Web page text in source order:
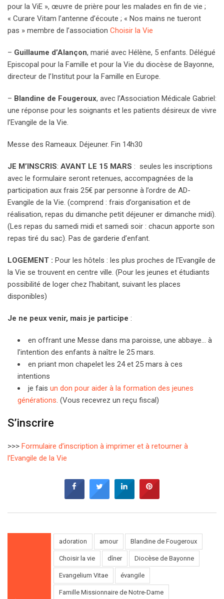
pour la ViE », œuvre de prière pour les malades en fin de vie ;
« Curare Vitam l’antenne d’écoute ; « Nos mains ne tueront
pas » membre de l’association Choisir la Vie
– Guillaume d’Alançon, marié avec Hélène, 5 enfants. Délégué
Episcopal pour la Famille et pour la Vie du diocèse de Bayonne,
directeur de l’Institut pour la Famille en Europe.
– Blandine de Fougeroux, avec l’Association Médicale Gabriel:
une réponse pour les soignants et les patients désireux de vivre
l’Evangile de la Vie.
Messe des Rameaux. Déjeuner. Fin 14h30
JE M’INSCRIS: AVANT LE 15 MARS : seules les inscriptions
avec le formulaire seront retenues, accompagnées de la
participation aux frais 25€ par personne à l’ordre de AD-
Evangile de la Vie. (comprend : frais d’organisation et de
réalisation, repas du dimanche petit déjeuner er dimanche midi).
(Les repas du samedi midi et samedi soir : chacun apporte son
repas tiré du sac). Pas de garderie d’enfant.
LOGEMENT : Pour les hôtels : les plus proches de l’Evangile de
la Vie se trouvent en centre ville. (Pour les jeunes et étudiants
possibilité de loger chez l’habitant, suivant les places
disponibles)
Je ne peux venir, mais je participe :
en offrant une Messe dans ma paroisse, une abbaye… à
l’intention des enfants à naître le 25 mars.
en priant mon chapelet les 24 et 25 mars à ces
intentions
je fais un don pour aider à la formation des jeunes
générations. (Vous recevrez un reçu fiscal)
S’inscrire
>>> Formulaire d’inscription à imprimer et à retourner à
l’Evangile de la Vie
adoration amour Blandine de Fougeroux
Choisir la vie dîner Diocèse de Bayonne
Evangelium Vitae évangile
Famille Missionnaire de Notre-Dame